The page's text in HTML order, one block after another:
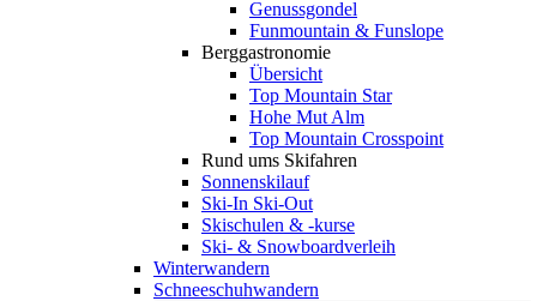
Genussgondel
Funmountain & Funslope
Berggastronomie
Übersicht
Top Mountain Star
Hohe Mut Alm
Top Mountain Crosspoint
Rund ums Skifahren
Sonnenskilauf
Ski-In Ski-Out
Skischulen & -kurse
Ski- & Snowboardverleih
Winterwandern
Schneeschuhwandern